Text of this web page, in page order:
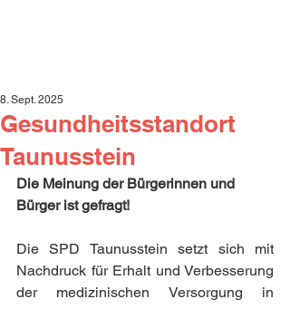
Gesundheitsstandort
Taunusstein
8. Sept. 2025
Die Meinung der Bürgerinnen und
Bürger ist gefragt!
Die SPD Taunusstein setzt sich mit
Nachdruck für Erhalt und Verbesserung
der medizinischen Versorgung in